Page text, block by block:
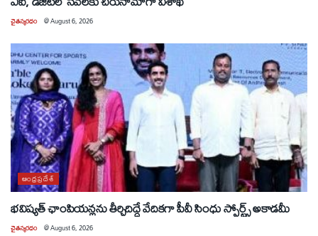
చైతన్యరధం @August 6, 2026
ఆంధ్రప్రదేశ్
భవిష్యత్ ఛాంపియన్లను తీర్చిదిద్దే వేదికగా పీవీ సింధు స్పోర్ట్స్ అకాడమీ
చైతన్యరధం @August 6, 2026